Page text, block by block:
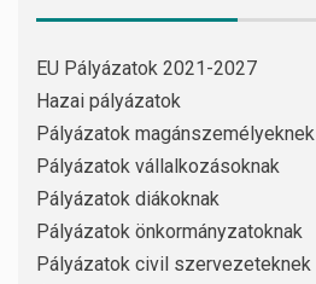
EU Pályázatok 2021-2027
Hazai pályázatok
Pályázatok magánszemélyeknek
Pályázatok vállalkozásoknak
Pályázatok diákoknak
Pályázatok önkormányzatoknak
Pályázatok civil szervezeteknek